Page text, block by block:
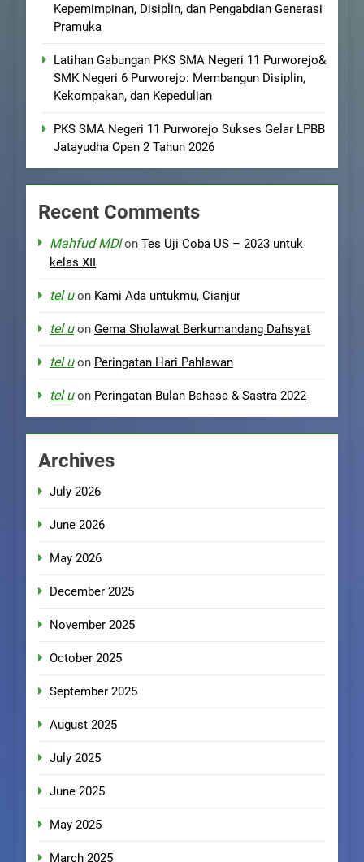
Kepemimpinan, Disiplin, dan Pengabdian Generasi
Pramuka
Latihan Gabungan PKS SMA Negeri 11 Purworejo&
SMK Negeri 6 Purworejo: Membangun Disiplin,
Kekompakan, dan Kepedulian
PKS SMA Negeri 11 Purworejo Sukses Gelar LPBB
Jatayudha Open 2 Tahun 2026
Recent Comments
Mahfud MDIon Tes Uji Coba US – 2023 untuk
kelas XII
tel uon Kami Ada untukmu, Cianjur
tel uon Gema Sholawat Berkumandang Dahsyat
tel uon Peringatan Hari Pahlawan
tel uon Peringatan Bulan Bahasa & Sastra 2022
Archives
July 2026
June 2026
May 2026
December 2025
November 2025
October 2025
September 2025
August 2025
July 2025
June 2025
May 2025
March 2025